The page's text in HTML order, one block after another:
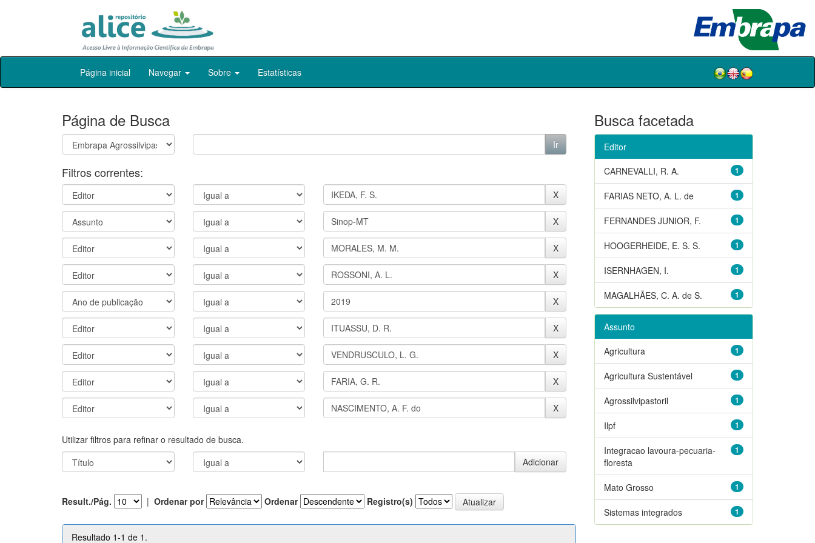
Skip
Página inicial Navegar Sobre Estatísticas
Página de Busca
Filtros correntes:
Utilizar filtros para refinar o resultado de busca.
Result./Pág. | Ordenar por Ordenar Registro(s)
Resultado 1-1 de 1.
Busca facetada
Editor
1
CARNEVALLI, R. A.
1
FARIAS NETO, A. L. de
1
FERNANDES JUNIOR, F.
1
HOOGERHEIDE, E. S. S.
1
ISERNHAGEN, I.
1
MAGALHÃES, C. A. de S.
Assunto
1
Agricultura
1
Agricultura Sustentável
1
Agrossilvipastoril
1
Ilpf
1
Integracao lavoura-pecuaria-
floresta
1
Mato Grosso
1
Sistemas integrados